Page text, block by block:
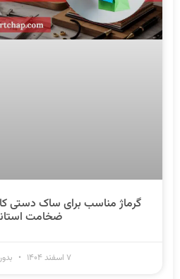
گرماژ مناسب برای ساک دستی
ضخامت
۷ اسفند ۱۴۰۴